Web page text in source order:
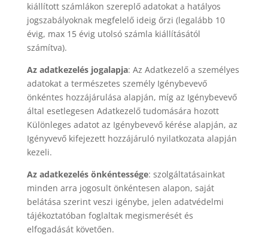
kiállított számlákon szereplő adatokat a hatályos
jogszabályoknak megfelelő ideig őrzi (legalább 10
évig, max 15 évig utolsó számla kiállításától
számítva).
Az adatkezelés jogalapja: Az Adatkezelő a személyes
adatokat a természetes személy Igénybevevő
önkéntes hozzájárulása alapján, míg az Igénybevevő
által esetlegesen Adatkezelő tudomására hozott
Különleges adatot az Igénybevevő kérése alapján, az
Igényvevő kifejezett hozzájáruló nyilatkozata alapján
kezeli.
Az adatkezelés önkéntessége: szolgáltatásainkat
minden arra jogosult önkéntesen alapon, saját
belátása szerint veszi igénybe, jelen adatvédelmi
tájékoztatóban foglaltak megismerését és
elfogadását követően.